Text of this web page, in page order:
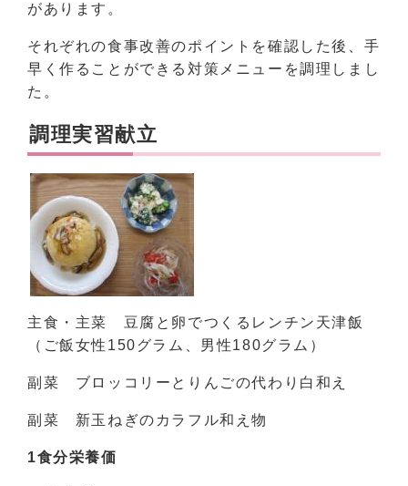
があります。
それぞれの食事改善のポイントを確認した後、手
早く作ることができる対策メニューを調理しまし
た。
調理実習献立
主食・主菜 豆腐と卵でつくるレンチン天津飯
（ご飯女性150グラム、男性180グラム）
副菜 ブロッコリーとりんごの代わり白和え
副菜 新玉ねぎのカラフル和え物
1食分栄養価